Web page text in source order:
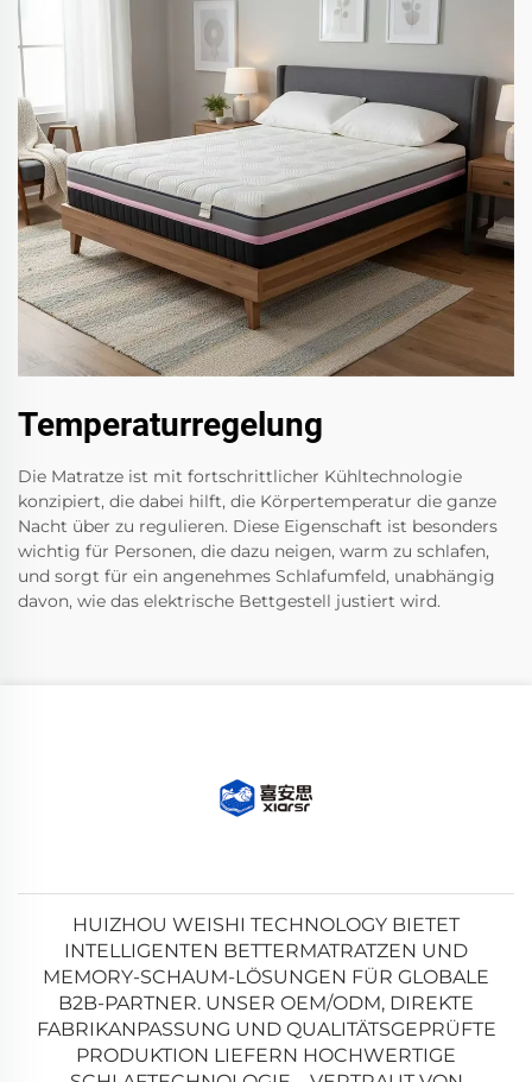
Temperaturregelung
Die Matratze ist mit fortschrittlicher Kühltechnologie
konzipiert, die dabei hilft, die Körpertemperatur die ganze
Nacht über zu regulieren. Diese Eigenschaft ist besonders
wichtig für Personen, die dazu neigen, warm zu schlafen,
und sorgt für ein angenehmes Schlafumfeld, unabhängig
davon, wie das elektrische Bettgestell justiert wird.
HUIZHOU WEISHI TECHNOLOGY BIETET
INTELLIGENTEN BETTERMATRATZEN UND
MEMORY-SCHAUM-LÖSUNGEN FÜR GLOBALE
B2B-PARTNER. UNSER OEM/ODM, DIREKTE
FABRIKANPASSUNG UND QUALITÄTSGEPRÜFTE
PRODUKTION LIEFERN HOCHWERTIGE